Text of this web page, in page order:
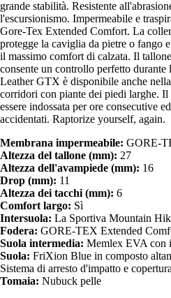
grande stabilità. Resistente
l'escursionismo. Impermeabile e
Gore-Tex Extended Comfort. La
protegge la caviglia da pietre o fango
il massimo comfort di calzata. Il
consente un controllo perfetto
Leather GTX è disponibile anche
corridori con piante dei piedi larghe. Il
essere indossata per ore consecutive
accidentati. Raptorize yourself, again.
Membrana impermeabile: GORE-
Altezza del tallone (mm): 27
Altezza dell'avampiede (mm): 16
Drop (mm): 11
Altezza dei tacchi (mm): 6
Comfort largo: Sì
Intersuola: La Sportiva Mountain
Fodera: GORE-TEX Extended
Suola intermedia: Memlex EVA con
Suola: FriXion Blue in composto
Sistema di arresto d'impatto e
Tomaia: Nubuck pelle